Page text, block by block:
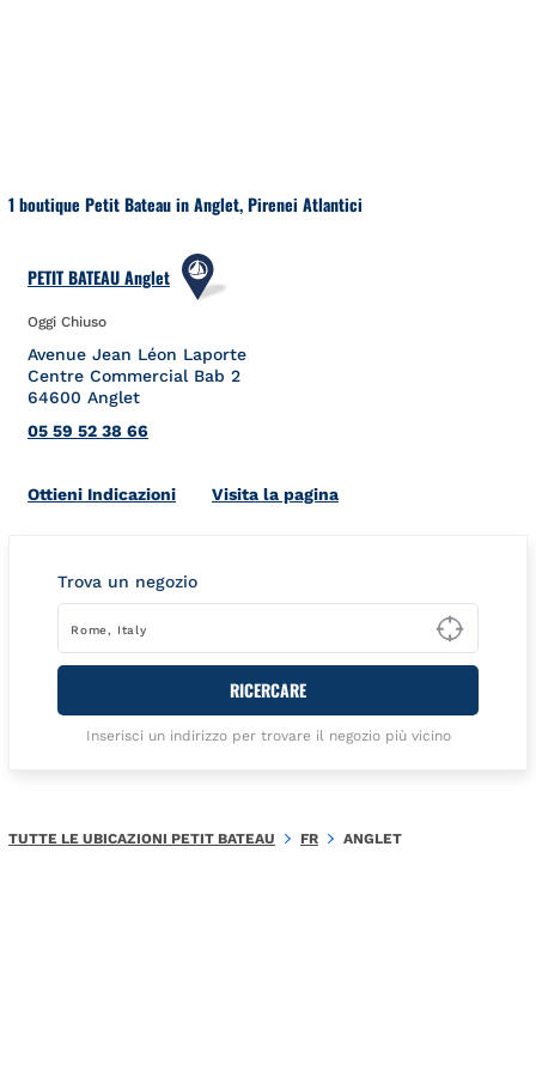
1 boutique Petit Bateau in Anglet, Pirenei Atlantici
PETIT BATEAU Anglet
Oggi Chiuso
Avenue Jean Léon Laporte
Centre Commercial Bab 2
64600 Anglet
05 59 52 38 66
Ottieni IndicazioniLink Opens in New Tab
Visita la pagina
Trova un negozio
Type
RICERCARE
Inserisci un indirizzo per trovare il negozio più vicino
TUTTE LE UBICAZIONI PETIT BATEAU FR ANGLET